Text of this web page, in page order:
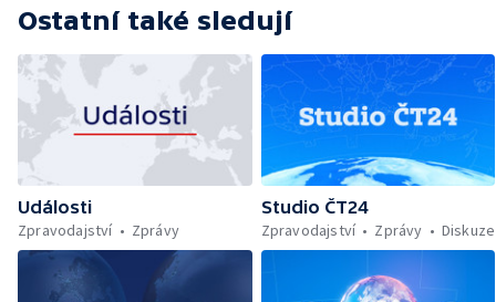
Ostatní také sledují
Události
Zpravodajství
Zprávy
Studio ČT24
Zpravodajství
Zprávy Diskuze